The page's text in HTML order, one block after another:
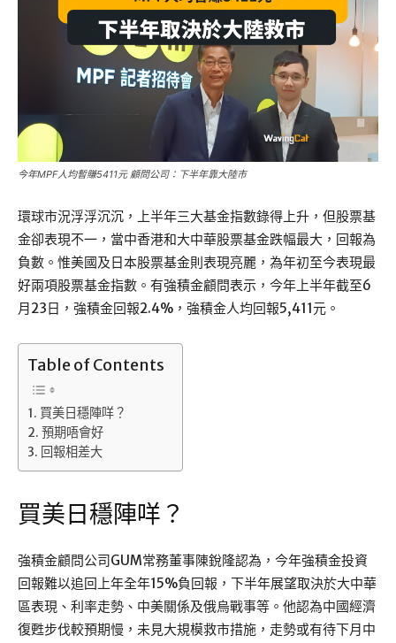
今年MPF人均暫賺5411元 顧問公司：下半年靠大陸市
環球市況浮浮沉沉，上半年三大基金指數錄得上升，但股票基
金卻表現不一，當中香港和大中華股票基金跌幅最大，回報為
負數。惟美國及日本股票基金則表現亮麗，為年初至今表現最
好兩項股票基金指數。有強積金顧問表示，今年上半年截至6
月23日，強積金回報2.4%，強積金人均回報5,411元。
Table of Contents
買美日穩陣咩？
預期唔會好
回報相差大
買美日穩陣咩？
強積金顧問公司GUM常務董事陳銳隆認為，今年強積金投資
回報難以追回上年全年15%負回報，下半年展望取決於大中華
區表現、利率走勢、中美關係及俄烏戰事等。他認為中國經濟
復甦步伐較預期慢，未見大規模救市措施，走勢或有待下月中